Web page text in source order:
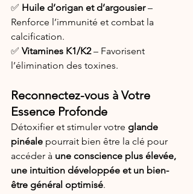
✅ Huile d’origan et d’argousier –
Renforce l’immunité et combat la
calcification.
✅ Vitamines K1/K2 – Favorisent
l’élimination des toxines.
Reconnectez-vous à Votre
Essence Profonde
Détoxifier et stimuler votre glande
pinéale pourrait bien être la clé pour
accéder à une conscience plus élevée,
une intuition développée et un bien-
être général optimisé.